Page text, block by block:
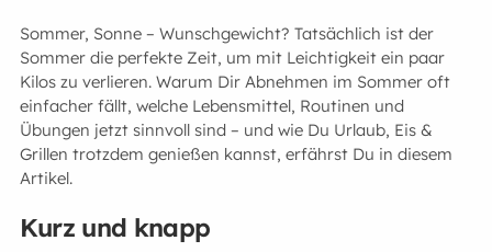
Sommer, Sonne – Wunschgewicht? Tatsächlich ist der
Sommer die perfekte Zeit, um mit Leichtigkeit ein paar
Kilos zu verlieren. Warum Dir Abnehmen im Sommer oft
einfacher fällt, welche Lebensmittel, Routinen und
Übungen jetzt sinnvoll sind – und wie Du Urlaub, Eis &
Grillen trotzdem genießen kannst, erfährst Du in diesem
Artikel.
Kurz und knapp